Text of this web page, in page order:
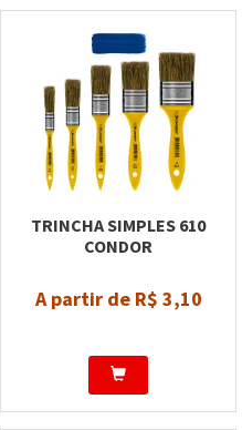
TRINCHA SIMPLES 610
CONDOR
A partir de R$ 3,10